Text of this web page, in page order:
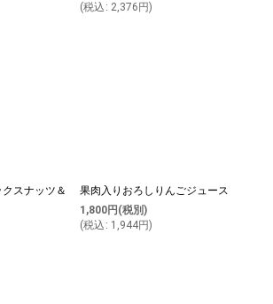
(税込 : 2,376 円)
スナッツ＆
果肉入りおろしりんごジュース
1,800円 (税別)
(税込 : 1,944円)